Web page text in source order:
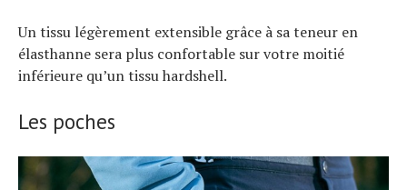
Un tissu légèrement extensible grâce à sa teneur en
élasthanne sera plus confortable sur votre moitié
inférieure qu’un tissu hardshell.
Les poches